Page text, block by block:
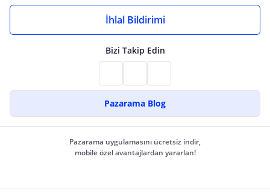
İhlal Bildirimi
Bizi Takip Edin
Pazarama Blog
Pazarama uygulamasını ücretsiz indir,
mobile özel avantajlardan yararlan!